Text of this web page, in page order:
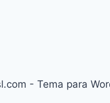
- Tema para